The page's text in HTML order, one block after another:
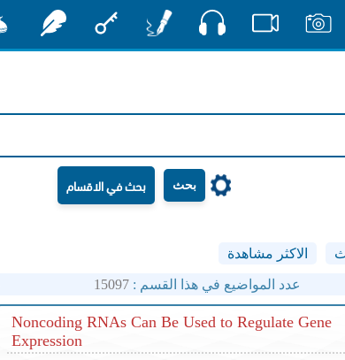
بحث
الاكثر مشاهدة
عدد المواضيع في هذا القسم :15097
Noncoding RNAs Can Be Used to Regulate Gene
Expression